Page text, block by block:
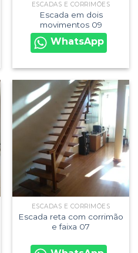
ESCADAS E CORRIMÕES
Escada em dois
movimentos 09
WhatsApp
ESCADAS E CORRIMÕES
Escada reta com corrimão
e faixa 07